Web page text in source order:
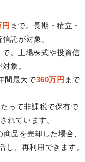
円 まで。長期・積立・
託が対象。
で。上場株式や投資信
象。
間最大で360万円 まで
たって非課税で保有で
れています。
品を売却した場合、
し、再利用できます。